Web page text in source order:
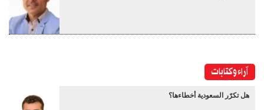
آراء وكتابات
هل تكرّر السعودية أخطاءها؟